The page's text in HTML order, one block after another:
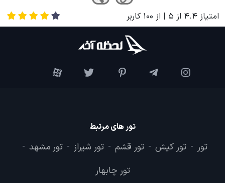
امتیاز 4.4 از 5 | از 100 کاربر
تور های مرتبط
تور - تور کیش - تور قشم - تور شیراز - تور مشهد -
تور چابهار